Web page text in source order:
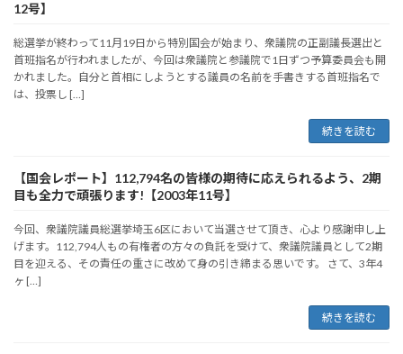
12号】
総選挙が終わって11月19日から特別国会が始まり、衆議院の正副議長選出と
首班指名が行われましたが、今回は衆議院と参議院で1日ずつ予算委員会も開
かれました。自分と首相にしようとする議員の名前を手書きする首班指名で
は、投票し […]
続きを読む
【国会レポート】112,794名の皆様の期待に応えられるよう、2期
目も全力で頑張ります!【2003年11号】
今回、衆議院議員総選挙埼玉6区において当選させて頂き、心より感謝申し上
げます。112,794人もの有権者の方々の負託を受けて、衆議院議員として2期
目を迎える、その責任の重さに改めて身の引き締まる思いです。 さて、3年4
ヶ […]
続きを読む